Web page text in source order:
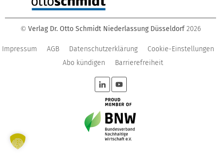
© Verlag Dr. Otto Schmidt Niederlassung Düsseldorf 2026
Impressum AGB Datenschutzerklärung
Cookie-Einstellungen
Abo kündigen
Barrierefreiheit